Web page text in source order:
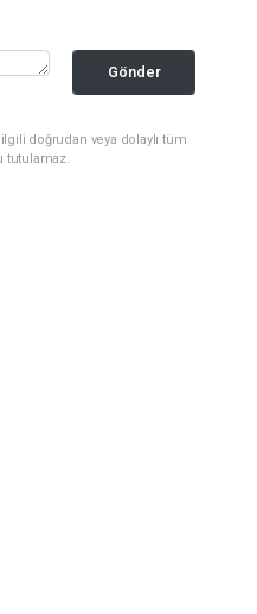
Gönder
doğrudan veya dolaylı tüm
tutulamaz.